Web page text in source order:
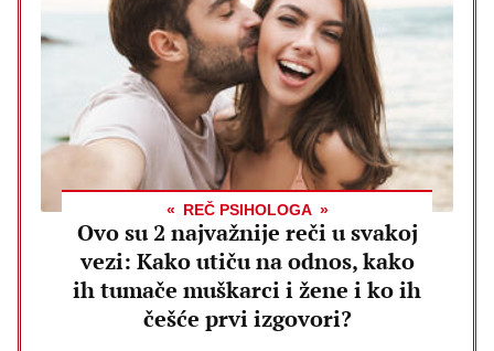
REČ PSIHOLOGA
Ovo su 2 najvažnije reči u svakoj
vezi: Kako utiču na odnos, kako
ih tumače muškarci i žene i ko ih
češće prvi izgovori?